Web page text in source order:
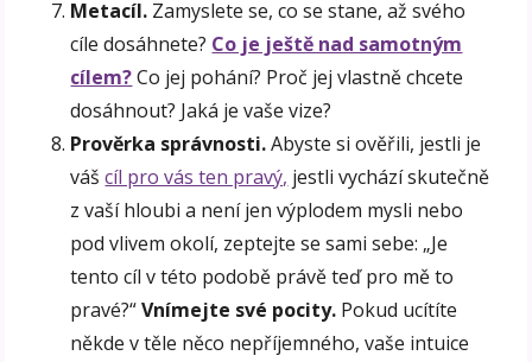
Metacíl. Zamyslete se, co se stane, až svého
cíle dosáhnete? Co je ještě nad samotným
cílem?Co jej pohání? Proč jej vlastně chcete
dosáhnout? Jaká je vaše vize?
Prověrka správnosti.Abyste si ověřili, jestli je
vášcíl pro vás ten pravý, jestli vychází skutečně
z vaší hloubi a není jen výplodem mysli nebo
pod vlivem okolí, zeptejte se sami sebe: „Je
tento cíl v této podobě právě teď pro mě to
pravé?“Vnímejte své pocity. Pokud ucítíte
někde v těle něco nepříjemného, vaše intuice